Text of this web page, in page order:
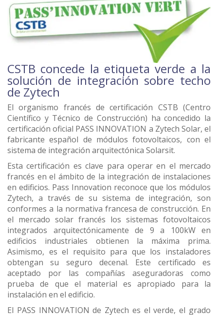
CSTB concede la etiqueta verde a la
solución de integración sobre techo
de Zytech
El organismo francés de certificación CSTB (Centro
Científico y Técnico de Construcción) ha concedido la
certificación oficial PASS INNOVATION a Zytech Solar, el
fabricante español de módulos fotovoltaicos, con el
sistema de integración arquitectónica Solarsit.
Esta certificación es clave para operar en el mercado
francés en el ámbito de la integración de instalaciones
en edificios. Pass Innovation reconoce que los módulos
Zytech, a través de su sistema de integración, son
conformes a la normativa francesa de construcción. En
el mercado solar francés los sistemas fotovoltaicos
integrados arquitectónicamente de 9 a 100kW en
edificios industriales obtienen la máxima prima.
Asimismo, es el requisito para que los instaladores
obtengan su seguro decenal. Este certificado es
aceptado por las compañías aseguradoras como
prueba de que el material es apropiado para la
instalación en el edificio.
El PASS INNOVATION de Zytech es el verde, el grado